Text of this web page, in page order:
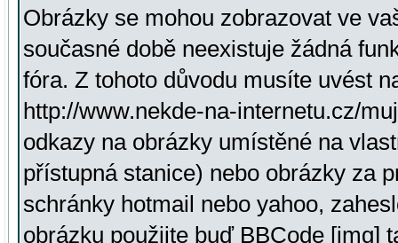
Obrázky se mohou zobrazovat ve
současné době neexistuje žádná
fóra. Z tohoto důvodu musíte uvést
http://www.nekde-na-internetu.cz/
odkazy na obrázky umístěné na
přístupná stanice) nebo obrázky za
schránky hotmail nebo yahoo,
obrázku použijte buď BBCode [img]